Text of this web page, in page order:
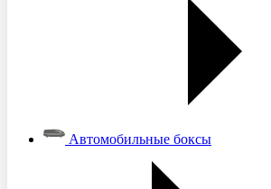
Автомобильные боксы